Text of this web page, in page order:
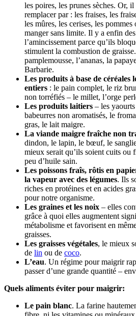
les poires, les prunes sèches. Or,
remplacer par : les fraises, les
les mûres, les cerises, les
manger sans limite. Il y a enfin
l’amincissement parce qu’ils
stimulent la combustion de
pamplemousse, l’ananas, la
Barbarie.
Les produits à base de céréales
entiers : le pain complet, le riz
non torréfiés – le millet, l’orge
Les produits laitiers – les
babeurres non aromatisés, le
gras, le lait maigre.
La viande maigre fraîche non
dindon, le lapin, le bœuf, le
mieux serait qu’ils soient cuits ou
peu d’huile sain.
Les poissons fraîs, rôtis en
la vapeur avec des légumes. Ils
riches en protéines et en acides
pour notre organisme.
Les graines et les noix – elles
grâce à quoi elles augmentent
métabolisme et favorisent en
graisses.
Les graisses végétales, le mieux
de lin ou de coco.
L’eau. Un régime pour maigrir
passer d’une grande quantité –
Quels aliments éviter pour maigrir:
Le pain blanc. La farine